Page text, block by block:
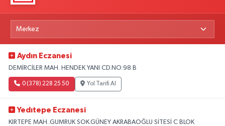
Aydın Eczanesi
DEMİRCİLER MAH. HENDEK YANI CD.NO:98 B
0 (378) 228 25 50 Yol Tarifi Al
Yedıtepe Eczanesi
KIRTEPE MAH..GUMRUK SOK.GÜNEY AKRABAOĞLU SİTESİ C BLOK